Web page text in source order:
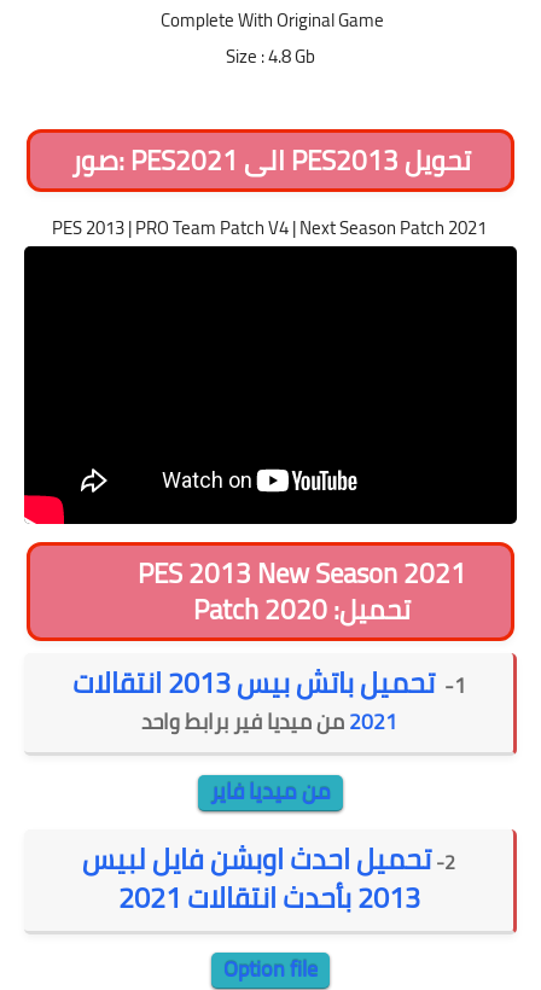
Complete With Original Game
Size : 4.8 Gb
تحويل PES2013 الى PES2021 :صور
PES 2013 | PRO Team Patch V4 | Next Season Patch 2021
PES 2013 New Season 2021
Patch 2020 :تحميل
1- تحميل باتش بيس 2013 انتقالات
2021من ميديا فير برابط واحد
من ميديا فاير
2- تحميل احدث اوبشن فايل لبيس
2013 بأحدث انتقالات 2021
Option file